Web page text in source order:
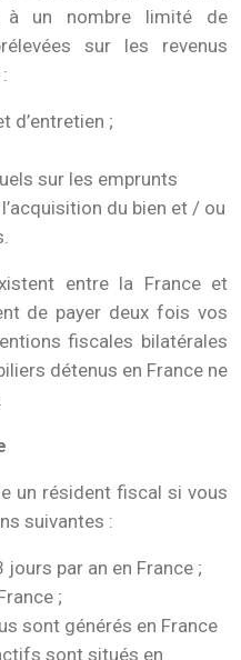
à un nombre limité de
sur les revenus
d’entretien ;
sur les emprunts
du bien et / ou
entre la France et
de payer deux fois vos
fiscales bilatérales
détenus en France ne
un résident fiscal si vous
suivantes :
par an en France ;
;
sont générés en France
sont situés en